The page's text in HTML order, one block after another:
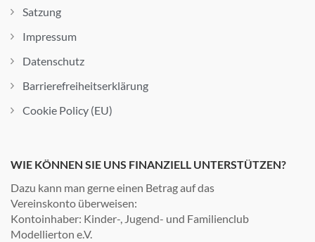
Satzung
Impressum
Datenschutz
Barrierefreiheitserklärung
Cookie Policy (EU)
WIE KÖNNEN SIE UNS FINANZIELL UNTERSTÜTZEN?
Dazu kann man gerne einen Betrag auf das
Vereinskonto überweisen:
Kontoinhaber: Kinder-, Jugend- und Familienclub
Modellierton e.V.